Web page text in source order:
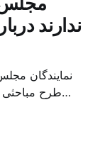
ندارند
نمایندگان
طرح
گفتگو در این